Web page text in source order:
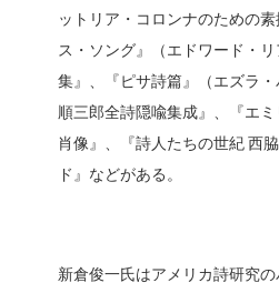
ットリア・コロンナのための
ス・ソング』（エドワード・
集』、『ピサ詩篇』（エズラ
順三郎全詩隠喩集成』、『エ
肖像』、『詩人たちの世紀 西
ド』などがある。
新倉俊一氏はアメリカ詩研究